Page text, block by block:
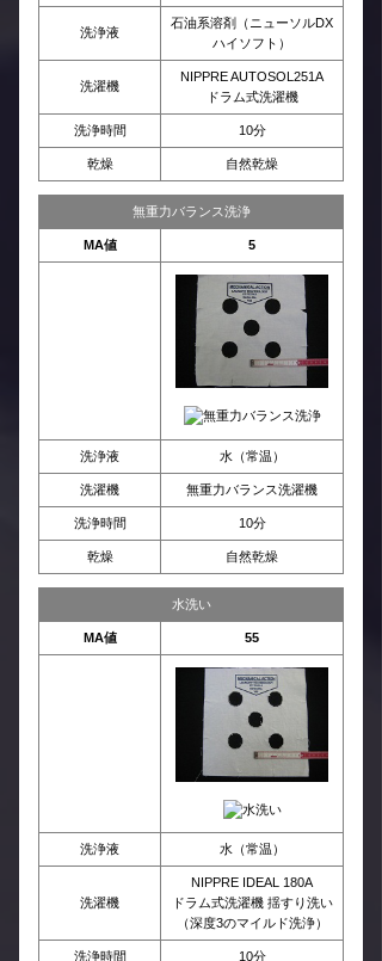
洗浄液
石油系溶剤（ニューソルDX
ハイソフト）
洗濯機
NIPPRE AUTOSOL251A
ドラム式洗濯機
洗浄時間 10分
乾燥 自然乾燥
無重力バランス洗浄
MA値 5
洗浄液 水（常温）
洗濯機 無重力バランス洗濯機
洗浄時間 10分
乾燥 自然乾燥
水洗い
MA値 55
洗浄液 水（常温）
洗濯機
NIPPRE IDEAL 180A
ドラム式洗濯機 揺すり洗い
（深度3のマイルド洗浄）
洗浄時間 10分